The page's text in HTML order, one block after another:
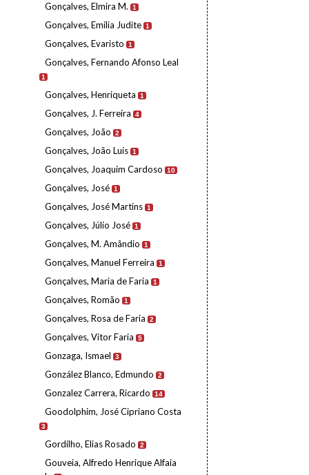
Gonçalves, Elmira M. 1
Gonçalves, Emília Judite 1
Gonçalves, Evaristo 1
Gonçalves, Fernando Afonso Leal
1
Gonçalves, Henriqueta 1
Gonçalves, J. Ferreira 4
Gonçalves, João 2
Gonçalves, João Luís 1
Gonçalves, Joaquim Cardoso 10
Gonçalves, José 1
Gonçalves, José Martins 1
Gonçalves, Júlio José 1
Gonçalves, M. Amândio 1
Gonçalves, Manuel Ferreira 1
Gonçalves, Maria de Faria 1
Gonçalves, Romão 1
Gonçalves, Rosa de Faria 2
Gonçalves, Vítor Faria 5
Gonzaga, Ismael 3
González Blanco, Edmundo 2
Gonzalez Carrera, Ricardo 14
Goodolphim, José Cipriano Costa
3
Gordilho, Elias Rosado 2
Gouveia, Alfredo Henrique Alfaia